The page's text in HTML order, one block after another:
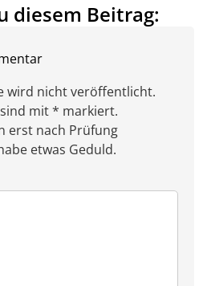
diesem Beitrag:
wird nicht veröffentlicht.
mit * markiert.
erst nach Prüfung
etwas Geduld.